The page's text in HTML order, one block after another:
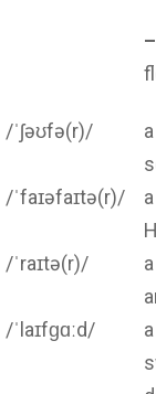
/ˈʃəʊfə(r)/
/ˈfaɪəfaɪtə(r)/
/ˈraɪtə(r)/
/ˈlaɪfɡɑːd/